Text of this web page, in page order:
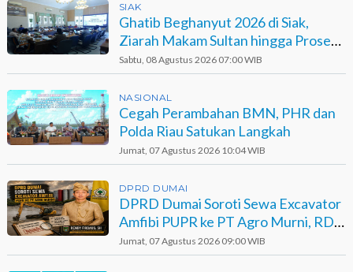
SIAK
Ghatib Beghanyut 2026 di Siak,
Ziarah Makam Sultan hingga Prosesi
di Sungai
Sabtu, 08 Agustus 2026 07:00 WIB
NASIONAL
Cegah Perambahan BMN, PHR dan
Polda Riau Satukan Langkah
Jumat, 07 Agustus 2026 10:04 WIB
DPRD DUMAI
DPRD Dumai Soroti Sewa Excavator
Amfibi PUPR ke PT Agro Murni, RDP
Jadi Opsi
Jumat, 07 Agustus 2026 09:00 WIB